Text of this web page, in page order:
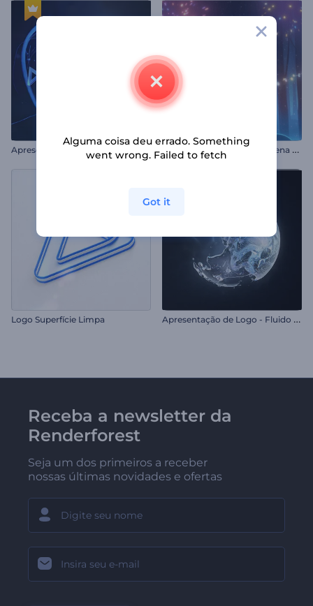
R
evelação do logotipo da rena de Natal
Logo Superfície Limpa A
presentação de Logo - Fluido Circular
Receba a newsletter da
Renderforest
Seja um dos primeiros a receber
nossas últimas novidades e ofertas
Alguma coisa deu errado. Something
went wrong. Failed to fetch
Got it